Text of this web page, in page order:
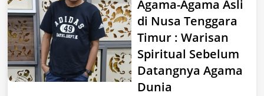
Agama-Agama Asli
di Nusa Tenggara
Timur : Warisan
Spiritual Sebelum
Datangnya Agama
Dunia